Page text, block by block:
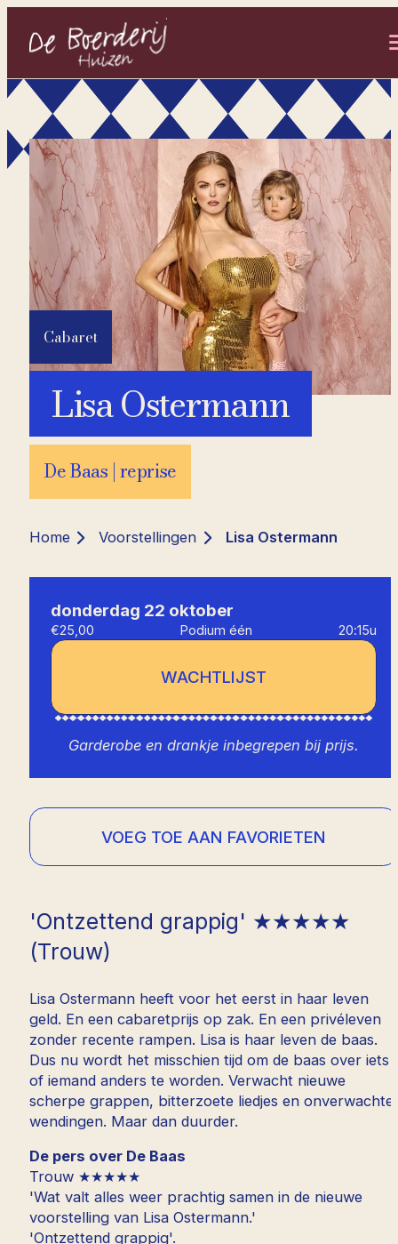
- Home pagina
Cabaret
Lisa Ostermann
De Baas | reprise
Home Voorstellingen Lisa Ostermann
'Ontzettend grappig' ★★★★★
(Trouw)
Lisa Ostermann heeft voor het eerst in haar leven
geld. En een cabaretprijs op zak. En een privéleven
zonder recente rampen. Lisa is haar leven de baas.
Dus nu wordt het misschien tijd om de baas over iets
of iemand anders te worden. Verwacht nieuwe
scherpe grappen, bitterzoete liedjes en onverwachte
wendingen. Maar dan duurder.
De pers over De Baas
Trouw ★★★★★
'Wat valt alles weer prachtig samen in de nieuwe
voorstelling van Lisa Ostermann.'
'Ontzettend grappig'.
donderdag 22 oktober
€25,00 Podium één 20:15u
WACHTLIJST
Garderobe en drankje inbegrepen bij prijs.
VOEG TOE AAN FAVORIETEN